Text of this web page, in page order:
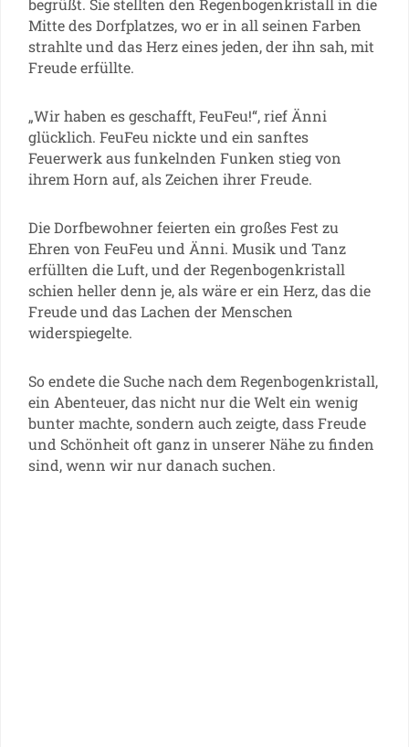
begrüßt. Sie stellten den Regenbogenkristall in die
Mitte des Dorfplatzes, wo er in all seinen Farben
strahlte und das Herz eines jeden, der ihn sah, mit
Freude erfüllte.
„Wir haben es geschafft, FeuFeu!“, rief Änni
glücklich. FeuFeu nickte und ein sanftes
Feuerwerk aus funkelnden Funken stieg von
ihrem Horn auf, als Zeichen ihrer Freude.
Die Dorfbewohner feierten ein großes Fest zu
Ehren von FeuFeu und Änni. Musik und Tanz
erfüllten die Luft, und der Regenbogenkristall
schien heller denn je, als wäre er ein Herz, das die
Freude und das Lachen der Menschen
widerspiegelte.
So endete die Suche nach dem Regenbogenkristall,
ein Abenteuer, das nicht nur die Welt ein wenig
bunter machte, sondern auch zeigte, dass Freude
und Schönheit oft ganz in unserer Nähe zu finden
sind, wenn wir nur danach suchen.